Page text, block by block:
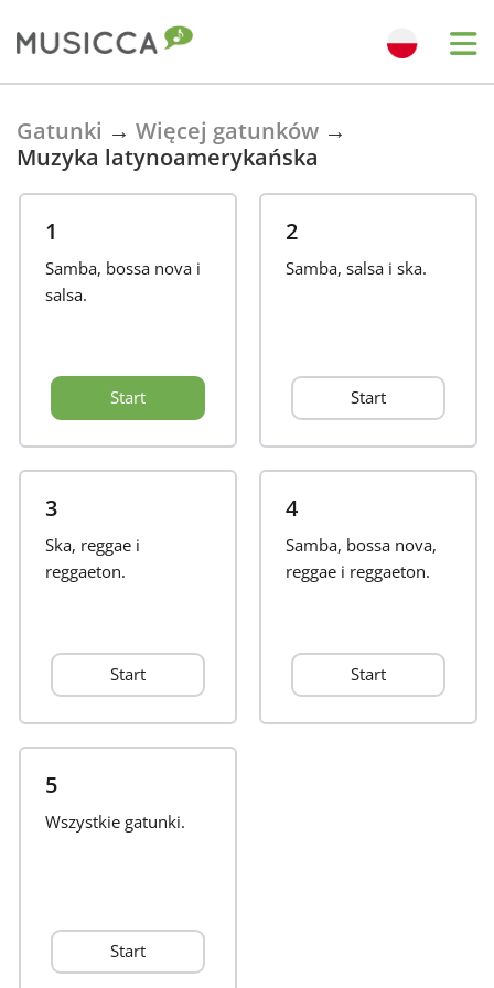
English
Español
Français
Italiano
日本語
Português
Gatunki → Więcej gatunków →
Muzyka latynoamerykańska
1
Samba, bossa nova i
salsa.
Start
2
Samba, salsa i ska.
Start
3
Ska, reggae i
reggaeton.
Start
4
Samba, bossa nova,
reggae i reggaeton.
Start
5
Wszystkie gatunki.
Start